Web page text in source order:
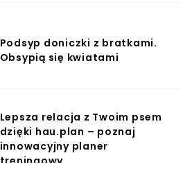
Podsyp doniczki z bratkami.
Obsypią się kwiatami
Lepsza relacja z Twoim psem
dzięki hau.plan – poznaj
innowacyjny planer
treningowy